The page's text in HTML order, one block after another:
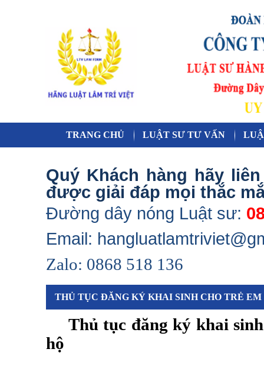
TRANG CHỦ LUẬT SƯ TƯ VẤN
Quý Khách hàng hãy
được giải đáp mọi thắc
Đường dây nóng Luật sư:
Email:
Zalo: 0868 518 136
THỦ TỤC ĐĂNG KÝ KHAI SINH CHO TRẺ
Thủ tục đăng ký khai
hộ